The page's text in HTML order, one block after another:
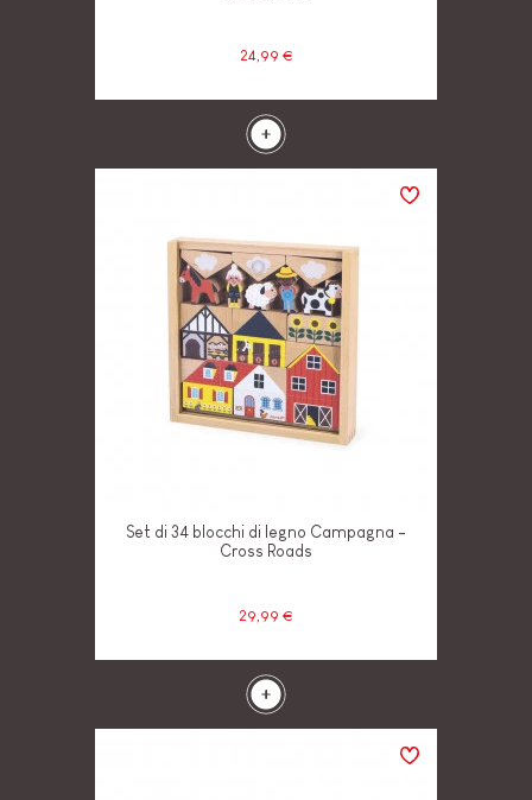
24,99 €
Set di 34 blocchi di legno Campagna -
Cross Roads
29,99 €